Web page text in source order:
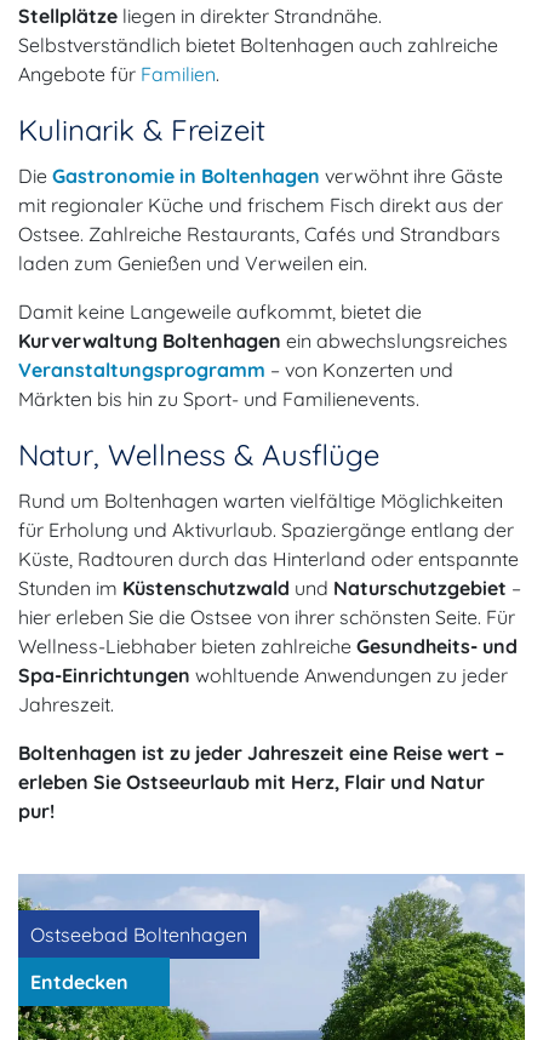
Stellplätze liegen in direkter Strandnähe.
Selbstverständlich bietet Boltenhagen auch zahlreiche
Angebote für Familien.
Kulinarik & Freizeit
Die Gastronomie in Boltenhagen verwöhnt ihre Gäste
mit regionaler Küche und frischem Fisch direkt aus der
Ostsee. Zahlreiche Restaurants, Cafés und Strandbars
laden zum Genießen und Verweilen ein.
Damit keine Langeweile aufkommt, bietet die
Kurverwaltung Boltenhagen ein abwechslungsreiches
Veranstaltungsprogramm – von Konzerten und
Märkten bis hin zu Sport- und Familienevents.
Natur, Wellness & Ausflüge
Rund um Boltenhagen warten vielfältige Möglichkeiten
für Erholung und Aktivurlaub. Spaziergänge entlang der
Küste, Radtouren durch das Hinterland oder entspannte
Stunden im Küstenschutzwald und Naturschutzgebiet –
hier erleben Sie die Ostsee von ihrer schönsten Seite. Für
Wellness-Liebhaber bieten zahlreiche Gesundheits- und
Spa-Einrichtungen wohltuende Anwendungen zu jeder
Jahreszeit.
Boltenhagen ist zu jeder Jahreszeit eine Reise wert –
erleben Sie Ostseeurlaub mit Herz, Flair und Natur
pur!
Ostseebad Boltenhagen
Entdecken